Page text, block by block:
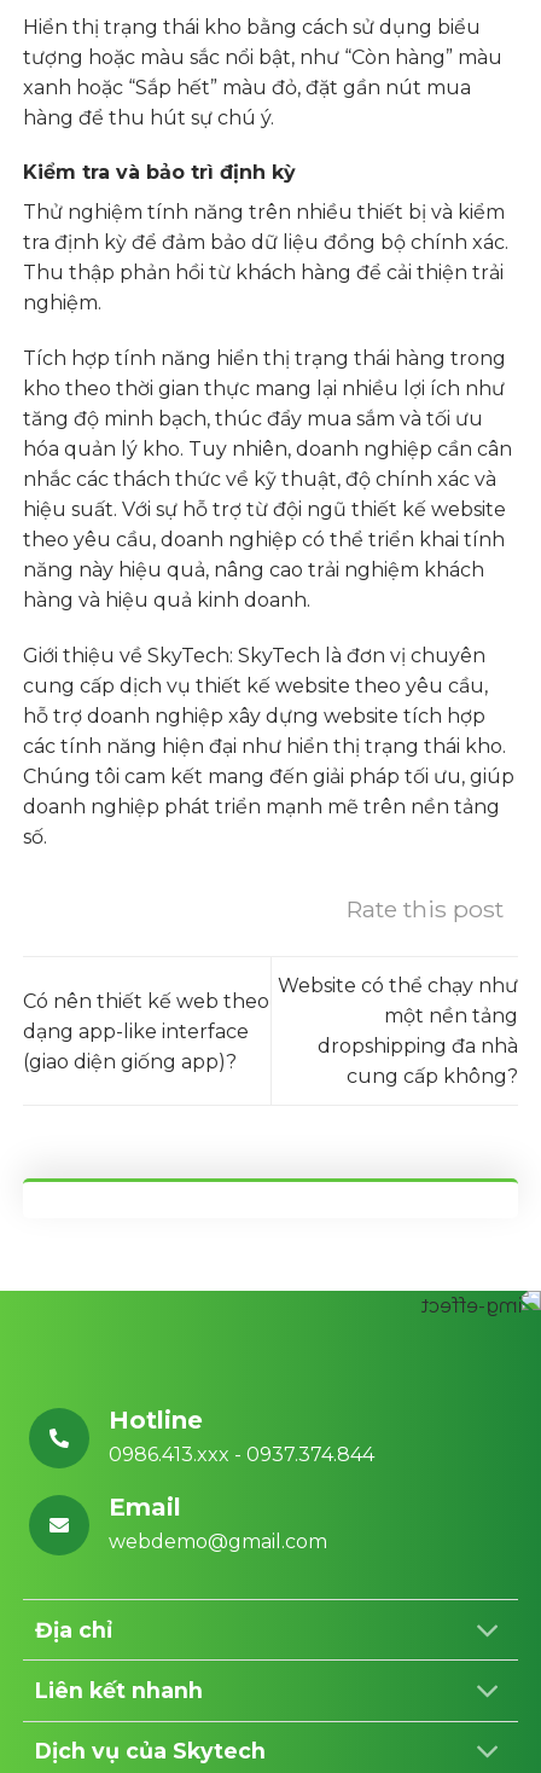
Hiển thị trạng thái kho bằng cách sử dụng biểu
tượng hoặc màu sắc nổi bật, như “Còn hàng” màu
xanh hoặc “Sắp hết” màu đỏ, đặt gần nút mua
hàng để thu hút sự chú ý.
Kiểm tra và bảo trì định kỳ
Thử nghiệm tính năng trên nhiều thiết bị và kiểm
tra định kỳ để đảm bảo dữ liệu đồng bộ chính xác.
Thu thập phản hồi từ khách hàng để cải thiện trải
nghiệm.
Tích hợp tính năng hiển thị trạng thái hàng trong
kho theo thời gian thực mang lại nhiều lợi ích như
tăng độ minh bạch, thúc đẩy mua sắm và tối ưu
hóa quản lý kho. Tuy nhiên, doanh nghiệp cần cân
nhắc các thách thức về kỹ thuật, độ chính xác và
hiệu suất. Với sự hỗ trợ từ đội ngũ thiết kế website
theo yêu cầu, doanh nghiệp có thể triển khai tính
năng này hiệu quả, nâng cao trải nghiệm khách
hàng và hiệu quả kinh doanh.
Giới thiệu về SkyTech: SkyTech là đơn vị chuyên
cung cấp dịch vụ thiết kế website theo yêu cầu,
hỗ trợ doanh nghiệp xây dựng website tích hợp
các tính năng hiện đại như hiển thị trạng thái kho.
Chúng tôi cam kết mang đến giải pháp tối ưu, giúp
doanh nghiệp phát triển mạnh mẽ trên nền tảng
số.
Rate this post
Có nên thiết kế web theo
dạng app-like interface
(giao diện giống app)?
Website có thể chạy như
một nền tảng
dropshipping đa nhà
cung cấp không?
Hotline
0986.413.xxx - 0937.374.844
Email
webdemo@gmail.com
Địa chỉ
Liên kết nhanh
Dịch vụ của Skytech